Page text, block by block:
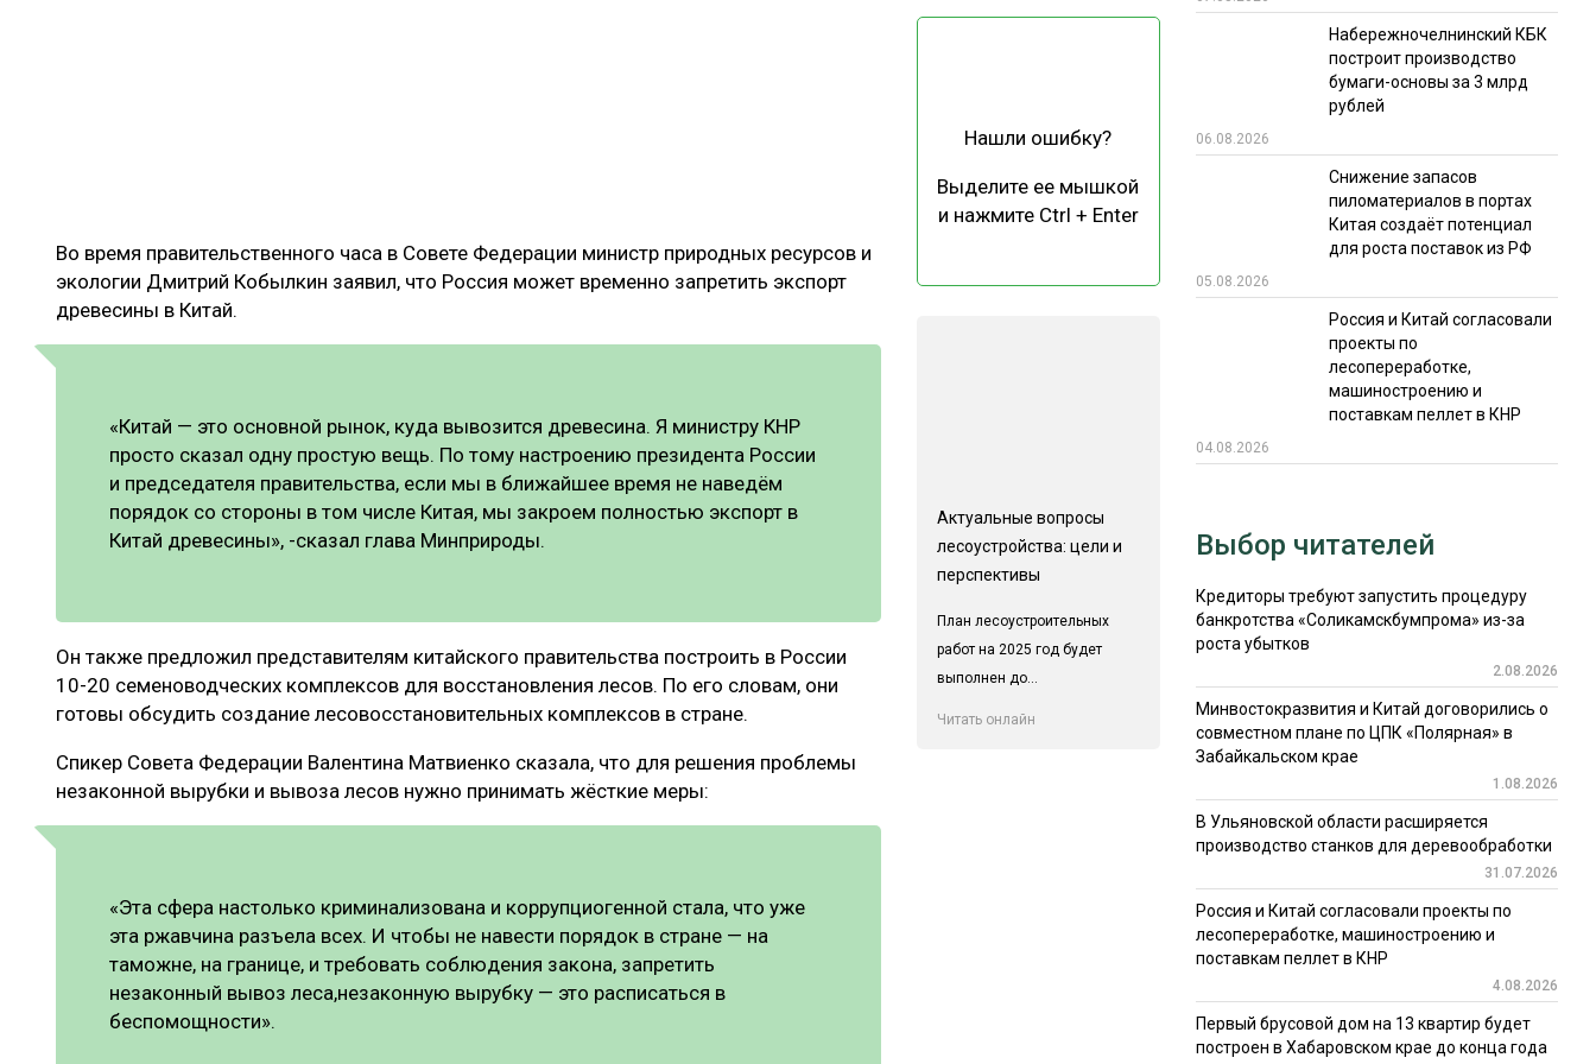
КАЛЕНДАРЬ ВЫСТАВОК ИТОГИ МЕРОПРИЯТИЙ
Во время правительственного часа в Совете Федерации министр природных ресурсов и
экологии Дмитрий Кобылкин заявил, что Россия может временно запретить экспорт
древесины в Китай.
«Китай — это основной рынок, куда вывозится древесина. Я министру КНР
просто сказал одну простую вещь. По тому настроению президента России
и председателя правительства, если мы в ближайшее время не наведём
порядок со стороны в том числе Китая, мы закроем полностью экспорт в
Китай древесины», -сказал глава Минприроды.
Он также предложил представителям китайского правительства построить в России
10-20 семеноводческих комплексов для восстановления лесов. По его словам, они
готовы обсудить создание лесовосстановительных комплексов в стране.
Спикер Совета Федерации Валентина Матвиенко сказала, что для решения проблемы
незаконной вырубки и вывоза лесов нужно принимать жёсткие меры:
«Эта сфера настолько криминализована и коррупциогенной стала, что уже
эта ржавчина разъела всех. И чтобы не навести порядок в стране — на
таможне, на границе, и требовать соблюдения закона, запретить
незаконный вывоз леса,незаконную вырубку — это расписаться в
беспомощности».
Нашли ошибку?
Выделите ее мышкой
и нажмите Ctrl + Enter
Актуальные вопросы
лесоустройства: цели и
перспективы
План лесоустроительных
работ на 2025 год будет
выполнен до...
Читать онлайн
Набережночелнинский КБК
построит производство
бумаги-основы за 3 млрд
рублей
06.08.2026
Снижение запасов
пиломатериалов в портах
Китая создаёт потенциал
для роста поставок из РФ
05.08.2026
Россия и Китай согласовали
проекты по
лесопереработке,
машиностроению и
поставкам пеллет в КНР
04.08.2026
Выбор читателей
Кредиторы требуют запустить процедуру
банкротства «Соликамскбумпрома» из-за
роста убытков
2.08.2026
Минвостокразвития и Китай договорились о
совместном плане по ЦПК «Полярная» в
Забайкальском крае
1.08.2026
В Ульяновской области расширяется
производство станков для деревообработки
31.07.2026
Россия и Китай согласовали проекты по
лесопереработке, машиностроению и
поставкам пеллет в КНР
4.08.2026
Первый брусовой дом на 13 квартир будет
построен в Хабаровском крае до конца года